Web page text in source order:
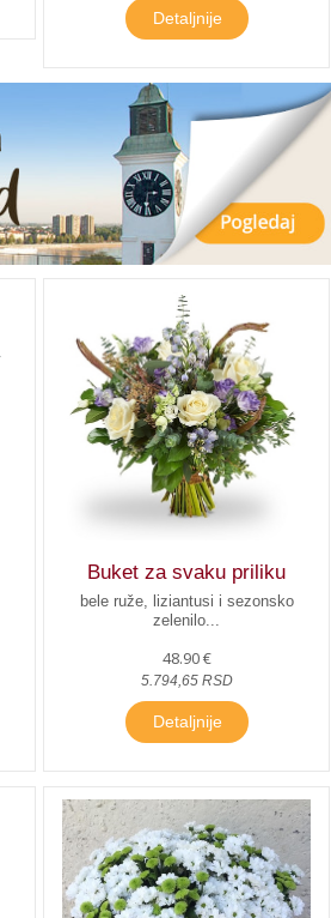
Detaljnije
Buket za svaku priliku
bele ruže, liziantusi i sezonsko
zelenilo...
48.90 €
5.794,65 RSD
Detaljnije